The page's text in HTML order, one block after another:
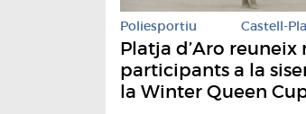
Poliesportiu Castell-
Platja d’Aro reuneix
participants a la
la Winter Queen